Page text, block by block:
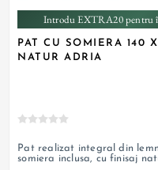
Introdu EXTRA20 pentru
PAT CU SOMIERA 140
NATUR ADRIA
Pat realizat integral din
somiera inclusa, cu finisaj